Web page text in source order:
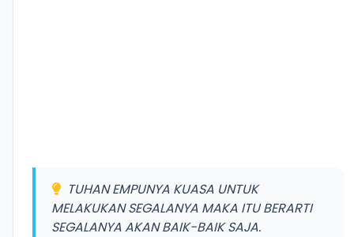
TUHAN EMPUNYA KUASA UNTUK
MELAKUKAN SEGALANYA MAKA ITU BERARTI
SEGALANYA AKAN BAIK-BAIK SAJA.